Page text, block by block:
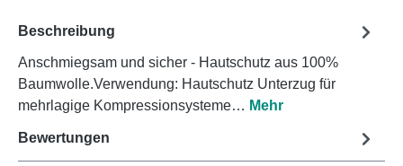
Beschreibung
Anschmiegsam und sicher - Hautschutz aus 100%
Baumwolle.Verwendung: Hautschutz Unterzug für
mehrlagige Kompressionsysteme… Mehr
Bewertungen